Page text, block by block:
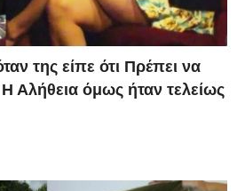
της είπε ότι Πρέπει να
Αλήθεια όμως ήταν τελείως